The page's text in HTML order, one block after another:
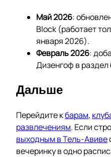
Май 2026:
Block (работает
января 2026).
Февраль 2026:
Дизенгоф в раздел
Дальше
Перейдите кбарам,
развлечениям. Если
выходным в Тель-Авиве
вечеринку в одно